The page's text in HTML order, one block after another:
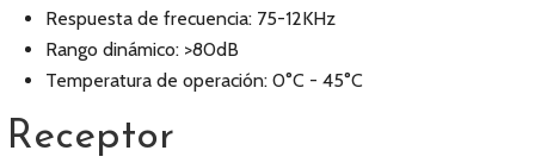
Respuesta de frecuencia: 75-12KHz
Rango dinámico: >80dB
Temperatura de operación: 0°C - 45°C
Receptor